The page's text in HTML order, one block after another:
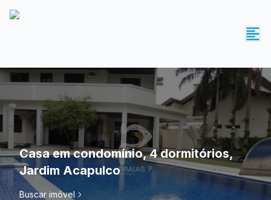
Casa em condomínio, 4 dormitórios,
Jardim Acapulco
Buscar imóvel